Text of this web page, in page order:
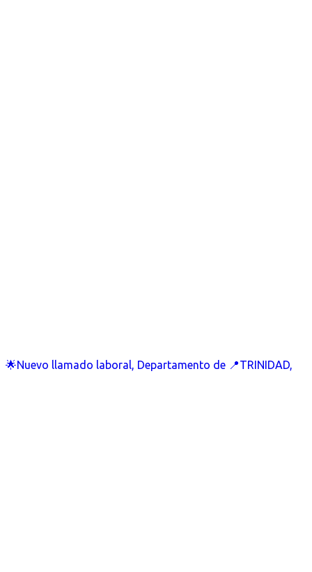
🌟Nuevo llamado laboral, Departamento de 📍TRINIDAD,